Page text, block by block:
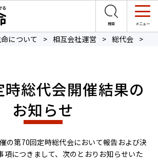
について > 相互会社運営 > 総代会 >
総代会開催結果の
お知らせ
の第70回定時総代会において報告および決
項につきまして、次のとおりお知らせいた